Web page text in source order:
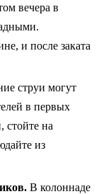
вечера в
и после заката
струи могут
в первых
стойте на
из
В колоннаде